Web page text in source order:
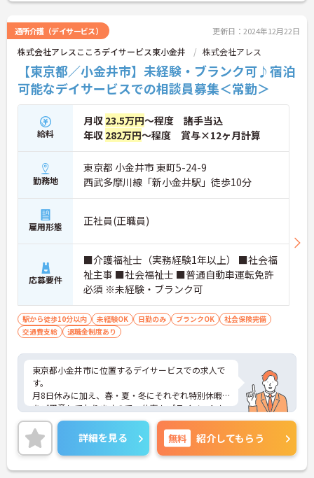
通所介護（デイサービス） 更新日：2024年12月22日
株式会社アレスこころデイサービス東小金井 株式会社アレス
【東京都／小金井市】未経験・ブランク可♪宿泊
可能なデイサービスでの相談員募集＜常勤＞
給料
月収 23.5万円～程度 諸手当込
年収 282万円～程度 賞与×12ヶ月計算
勤務地
東京都 小金井市 東町5-24-9
西武多摩川線「新小金井駅」徒歩10分
雇用形態 正社員(正職員)
応募要件
■介護福祉士（実務経験1年以上） ■社会福
祉主事 ■社会福祉士 ■普通自動車運転免許
必須 ※未経験・ブランク可
駅から徒歩10分以内 未経験OK 日勤のみ ブランクOK
社会保険完備
交通費支給
退職金制度あり
東京都小金井市に位置するデイサービスでの求人で
す。
月8日休みに加え、春・夏・冬にそれぞれ特別休暇
をご用意しておりますので、仕事もプライベートも
充実した日々を送れます！
未経験やブランクがある方も安心してご就業してい
ただけます。
ご興味のある方は、お気軽にお問い合わせくださ
い。
詳細を見る 無料 紹介してもらう